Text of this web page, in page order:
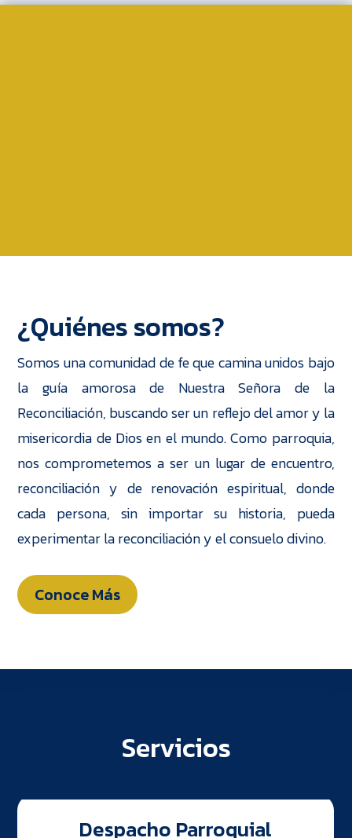
¿Quiénes somos?
Somos una comunidad de fe que camina unidos bajo
la guía amorosa de Nuestra Señora de la
Reconciliación, buscando ser un reflejo del amor y la
misericordia de Dios en el mundo. Como parroquia,
nos comprometemos a ser un lugar de encuentro,
reconciliación y de renovación espiritual, donde
cada persona, sin importar su historia, pueda
experimentar la reconciliación y el consuelo divino.
Conoce Más
Servicios
Despacho Parroquial